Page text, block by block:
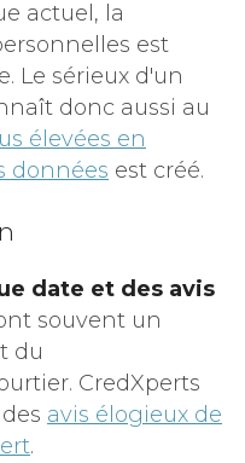
actuel, la
est
Le sérieux d'un
donc aussi au
élevées en
données est créé.
date et des avis
souvent un
du
CredXperts
avis élogieux de
.